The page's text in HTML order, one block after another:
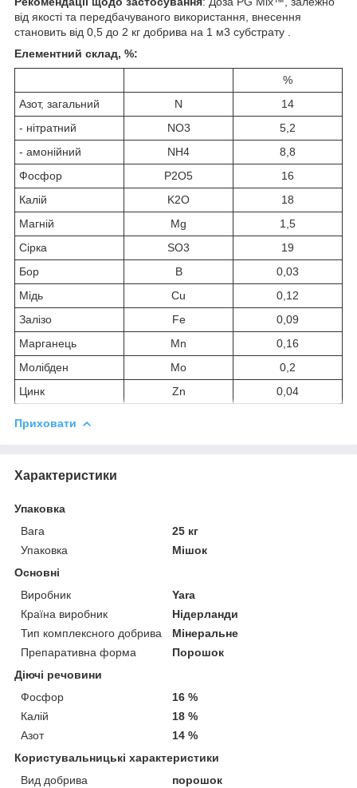
від якості та передбачуваного використання, внесення
становить від 0,5 до 2 кг добрива на 1 м3 субстрату .
Елементний склад, %:
%
Азот, загальний N
14
- нітратний
NO3
5,2
- амонійний
NH4
8,8
Фосфор
P2O5
16
Калiй
K2O
18
Магнiй
Mg
1,5
Сірка
SO3
19
Бор
B
0,03
Мідь
Cu
0,12
Залізо
Fe
0,09
Марганець
Mn
0,16
Молібден
Mo
0,2
Цинк
Zn 0,04
Приховати
Характеристики
Упаковка
Вага
25 кг
Упаковка
Мішок
Основні
Виробник
Yara
Країна виробник
Нідерланди
Тип комплексного добрива
Мінеральне
Препаративна форма
Порошок
Діючі речовини
Фосфор
16 %
Калій
18 %
Азот
14 %
Користувальницькі характеристики
Вид добрива
порошок